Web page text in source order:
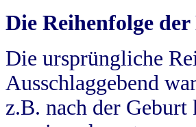
Die Reihenfolge
Die ursprüngliche
Ausschlaggebend
z.B. nach der